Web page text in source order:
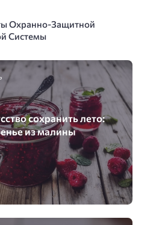
Охранно-Защитной
Системы
сохранить лето:
из малины